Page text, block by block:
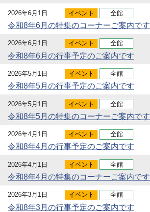
2026年6月1日 イベント 全館
令和8年6月の特集のコーナーご案内です
2026年6月1日 イベント 全館
令和8年6月の行事予定のご案内です
2026年5月1日 イベント 全館
令和8年5月の行事予定のご案内です
2026年5月1日 イベント 全館
令和8年5月の特集のコーナーご案内です
2026年4月1日 イベント 全館
令和8年4月の行事予定のご案内です
2026年4月1日 イベント 全館
令和8年4月の特集のコーナーご案内です
2026年3月1日 イベント 全館
令和8年3月の行事予定のご案内です